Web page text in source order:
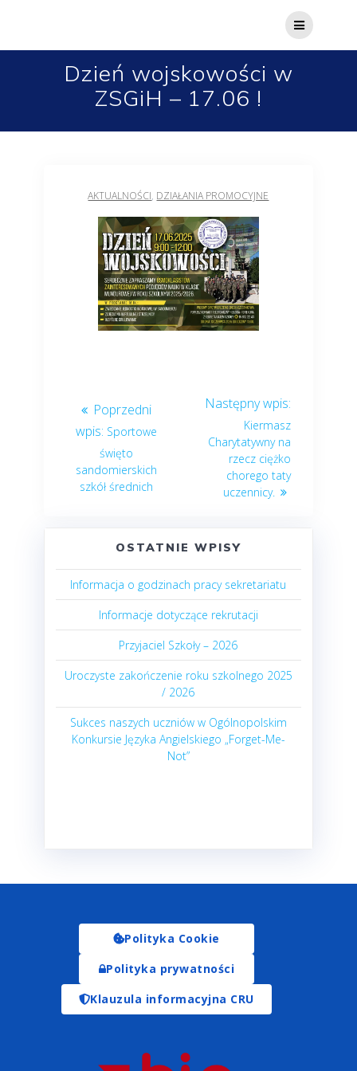
Dzień wojskowości w
ZSGiH – 17.06 !
AKTUALNOŚCI, DZIAŁANIA PROMOCYJNE
Nawigacja
wpisuPrevious
post:
Sportowe
święto
sandomierskich
szkół średnich
Next
post:
Kiermasz
Charytatywny na
rzecz ciężko
chorego taty
uczennicy.
OSTATNIE WPISY
Informacja o godzinach pracy sekretariatu
Informacje dotyczące rekrutacji
Przyjaciel Szkoły – 2026
Uroczyste zakończenie roku szkolnego 2025
/ 2026
Sukces naszych uczniów w Ogólnopolskim
Konkursie Języka Angielskiego „Forget-Me-
Not”
Polityka Cookie
Polityka prywatności
Klauzula informacyjna CRU